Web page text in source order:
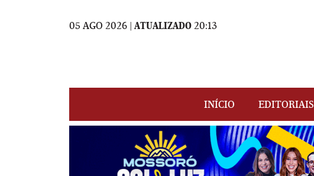
05 AGO 2026 | ATUALIZADO 20:13
INÍCIO EDITORIAIS